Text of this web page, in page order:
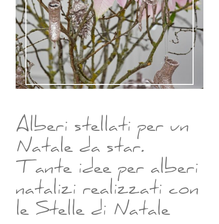
Alberi stellati per un
Natale da star.
Tante idee per alberi
natalizi realizzati con
le Stelle di Natale